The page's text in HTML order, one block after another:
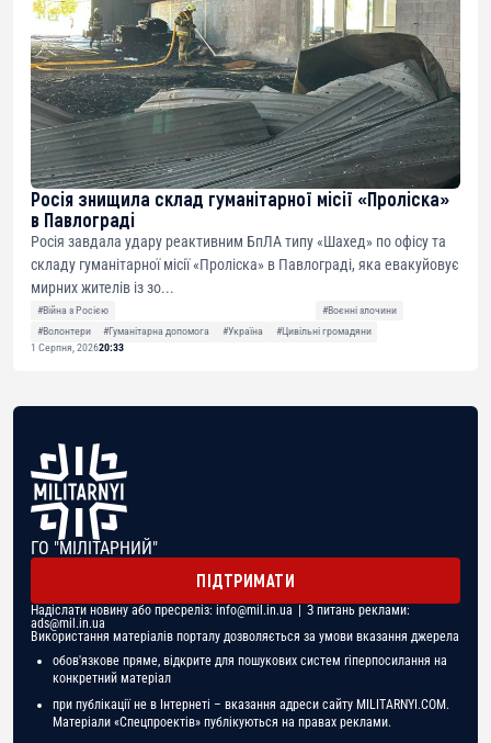
Росія знищила склад гуманітарної місії «Проліска»
в Павлограді
Росія завдала удару реактивним БпЛА типу «Шахед» по офісу та
складу гуманітарної місії «Проліска» в Павлограді, яка евакуйовує
мирних жителів із зо...
#Війна з Росією
#Воєнні злочини
#Волонтери
#Гуманітарна допомога #Україна
#Цивільні громадяни
1 Серпня, 202620:33
ГО "МІЛІТАРНИЙ"
ПІДТРИМАТИ
Надіслати новину або пресреліз: info@mil.in.ua | З питань реклами:
ads@mil.in.ua
Використання матеріалів порталу дозволяється за умови вказання джерела
обов'язкове пряме, відкрите для пошукових систем гіперпосилання на
конкретний матеріал
при публікації не в Інтернеті – вказання адреси сайту MILITARNYI.COM.
Матеріали «Спецпроектів» публікуються на правах реклами.